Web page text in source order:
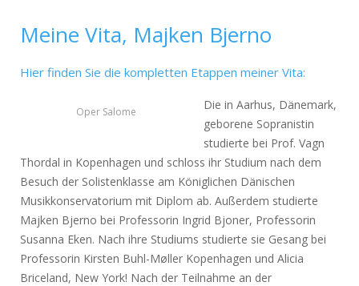
Meine Vita, Majken Bjerno
Hier finden Sie die kompletten Etappen meiner Vita:
Oper Salome
Die in Aarhus, Dänemark,
geborene Sopranistin
studierte bei Prof. Vagn
Thordal in Kopenhagen und schloss ihr Studium nach dem
Besuch der Solistenklasse am Königlichen Dänischen
Musikkonservatorium mit Diplom ab. Außerdem studierte
Majken Bjerno bei Professorin Ingrid Bjoner, Professorin
Susanna Eken. Nach ihre Studiums studierte sie Gesang bei
Professorin Kirsten Buhl-Møller Kopenhagen und Alicia
Briceland, New York! Nach der Teilnahme an der